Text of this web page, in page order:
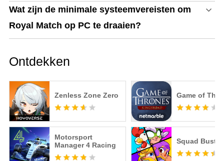
Wat zijn de minimale systeemvereisten om
Royal Match op PC te draaien?
Ontdekken
Zenless Zone Zero Game of
Motorsport
Manager 4 Racing
Squad